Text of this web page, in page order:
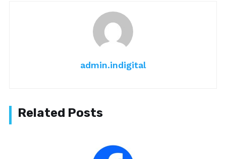
admin.indigital